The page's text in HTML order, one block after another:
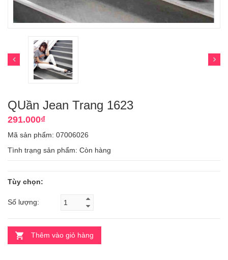
QUần Jean Trang 1623
291.000₫
Mã sản phẩm: 07006026
Tình trạng sản phẩm: Còn hàng
Tùy chọn:
Số lượng:
Thêm vào giỏ hàng